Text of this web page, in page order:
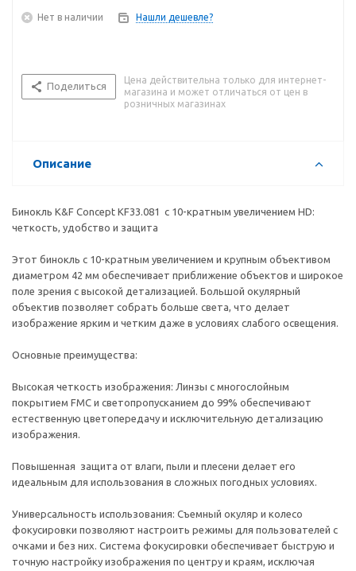
Нет в наличии Нашли дешевле?
Поделиться
Цена действительна только для интернет-
магазина и может отличаться от цен в
розничных магазинах
Описание
Бинокль K&F Concept KF33.081 с 10-кратным увеличением HD:
четкость, удобство и защита
Этот бинокль с 10-кратным увеличением и крупным объективом
диаметром 42 мм обеспечивает приближение объектов и широкое
поле зрения с высокой детализацией. Большой окулярный
объектив позволяет собрать больше света, что делает
изображение ярким и четким даже в условиях слабого освещения.
Основные преимущества:
Высокая четкость изображения: Линзы с многослойным
покрытием FMC и светопропусканием до 99% обеспечивают
естественную цветопередачу и исключительную детализацию
изображения.
Повышенная защита от влаги, пыли и плесени делает его
идеальным для использования в сложных погодных условиях.
Универсальность использования: Съемный окуляр и колесо
фокусировки позволяют настроить режимы для пользователей с
очками и без них. Система фокусировки обеспечивает быструю и
точную настройку изображения по центру и краям, исключая